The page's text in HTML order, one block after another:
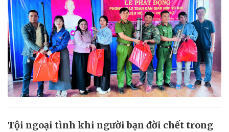
Tội ngoại tình khi người bạn đời chết trong